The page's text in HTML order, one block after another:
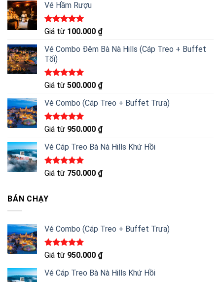
Vé Hầm Rượu
Được xếp
5 sao
Giá từ 100.000 ₫
Vé Combo Đêm Bà Nà Hills (Cáp Treo + Buffet
Tối)
Được xếp
5 sao
Giá từ 500.000 ₫
Vé Combo (Cáp Treo + Buffet Trưa)
Được xếp
5 sao
Giá từ 950.000 ₫
Vé Cáp Treo Bà Nà Hills Khứ Hồi
Được xếp
Giá từ 750.000 ₫
BÁN CHẠY
Vé Combo (Cáp Treo + Buffet Trưa)
Được xếp
5 sao
Giá từ 950.000 ₫
Vé Cáp Treo Bà Nà Hills Khứ Hồi